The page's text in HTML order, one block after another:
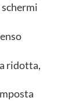
ridotta,